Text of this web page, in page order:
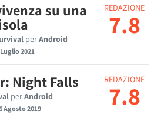
su una
perAndroid
2021
REDAZIONE
7.8
Night Falls
perAndroid
Agosto 2019
REDAZIONE
7.8